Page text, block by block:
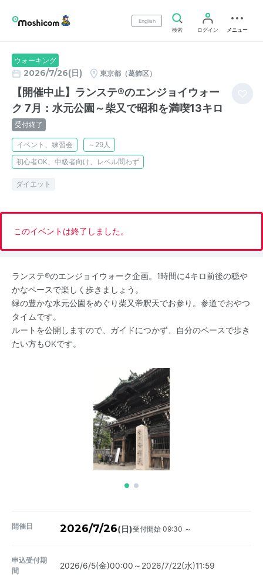
English
検索
ログイン メニュー
ウォーキング
2026/7/26(日) 東京都（葛飾区）
【開催中止】ランステ®のエンジョイウォー
ク 7月：水元公園～柴又で昭和を満喫13キロ
受付終了
イベント、練習会
～29人
初心者OK、中級者向け、レベル問わず
ダイエット
このイベントは終了しました。
ランステ®のエンジョイウォーク企画。1時間に4キロ前後の穏や
かなペースで楽しく歩きましょう。
緑の豊かな水元公園をめぐり柴又帝釈天でお参り。参道でおやつ
タイムです。
ルートを公開しますので、ガイドにつかず、自分のペースで歩き
たい方もOKです。
開催日 2026/7/26(日)受付開始 09:30 ～
申込受付期
間
2026/6/5(金)00:00～2026/7/22(水)11:59